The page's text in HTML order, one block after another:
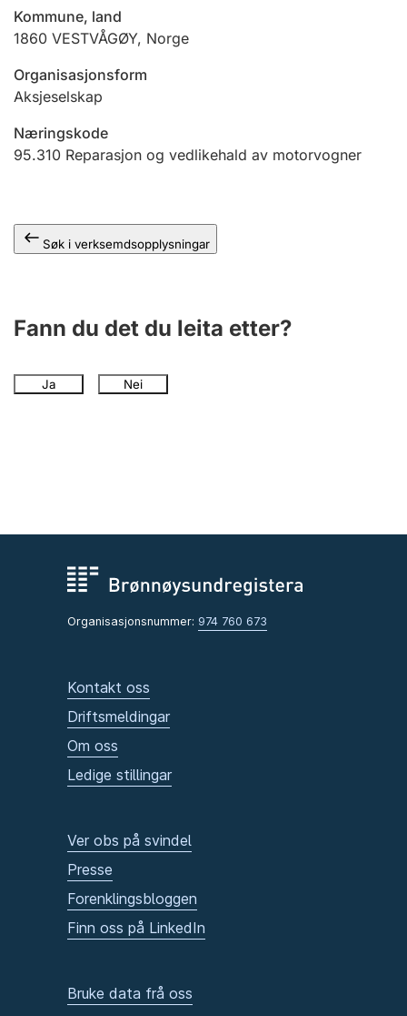
Ektepaktrettleiaren
Andre tema
Kommune, land
1860 VESTVÅGØY, Norge
Organisasjonsform
Aksjeselskap
Næringskode
95.310 Reparasjon og vedlikehald av motorvogner
Søk i verksemdsopplysningar
Fann du det du leita etter?
Ja Nei
Organisasjonsnummer: 974 760 673
Kontakt oss
Driftsmeldingar
Om oss
Ledige stillingar
Ver obs på svindel
Presse
Forenklingsbloggen
Finn oss på LinkedIn
Bruke data frå oss